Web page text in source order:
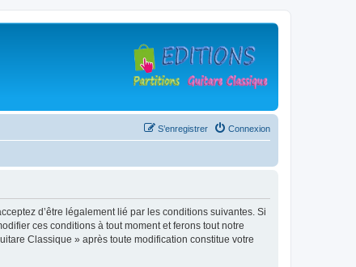
Connexion
S’enregistrer
d’être légalement lié par les conditions suivantes. Si
ces conditions à tout moment et ferons tout notre
Classique » après toute modification constitue votre